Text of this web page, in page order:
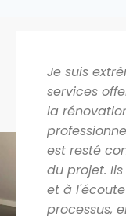
Je suis
services
la
est resté
du projet.
et à
processus,